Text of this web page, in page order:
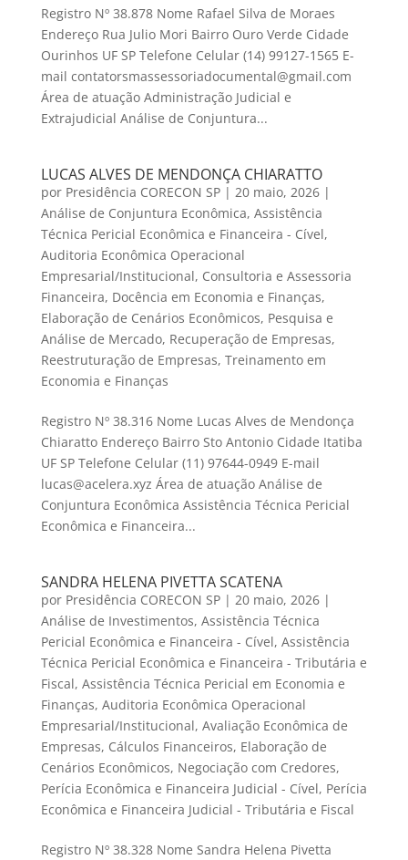
Registro Nº 38.878 Nome Rafael Silva de Moraes
Endereço Rua Julio Mori Bairro Ouro Verde Cidade
Ourinhos UF SP Telefone Celular (14) 99127-1565 E-
mail contatorsmassessoriadocumental@gmail.com
Área de atuação Administração Judicial e
Extrajudicial Análise de Conjuntura...
LUCAS ALVES DE MENDONÇA CHIARATTO
por Presidência CORECON SP| 20 maio, 2026|
Análise de Conjuntura Econômica, Assistência
Técnica Pericial Econômica e Financeira - Cível,
Auditoria Econômica Operacional
Empresarial/Institucional, Consultoria e Assessoria
Financeira, Docência em Economia e Finanças,
Elaboração de Cenários Econômicos, Pesquisa e
Análise de Mercado, Recuperação de Empresas,
Reestruturação de Empresas, Treinamento em
Economia e Finanças
Registro Nº 38.316 Nome Lucas Alves de Mendonça
Chiaratto Endereço Bairro Sto Antonio Cidade Itatiba
UF SP Telefone Celular (11) 97644-0949 E-mail
lucas@acelera.xyz Área de atuação Análise de
Conjuntura Econômica Assistência Técnica Pericial
Econômica e Financeira...
SANDRA HELENA PIVETTA SCATENA
por Presidência CORECON SP| 20 maio, 2026|
Análise de Investimentos, Assistência Técnica
Pericial Econômica e Financeira - Cível, Assistência
Técnica Pericial Econômica e Financeira - Tributária e
Fiscal, Assistência Técnica Pericial em Economia e
Finanças, Auditoria Econômica Operacional
Empresarial/Institucional, Avaliação Econômica de
Empresas, Cálculos Financeiros, Elaboração de
Cenários Econômicos, Negociação com Credores,
Perícia Econômica e Financeira Judicial - Cível, Perícia
Econômica e Financeira Judicial - Tributária e Fiscal
Registro Nº 38.328 Nome Sandra Helena Pivetta